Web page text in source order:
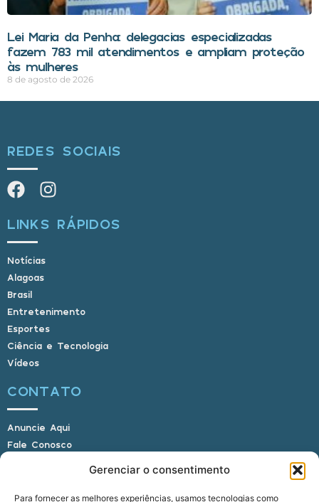
Gerenciar o consentimento
Para fornecer as melhores experiências, usamos tecnologias como
Lei Maria da Penha: delegacias especializadas
fazem 783 mil atendimentos e ampliam proteção
às mulheres
8 de agosto de 2026
REDES SOCIAIS
LINKS RÁPIDOS
Notícias
Alagoas
Brasil
Entretenimento
Esportes
Ciência e Tecnologia
Vídeos
CONTATO
Anuncie Aqui
Fale Conosco